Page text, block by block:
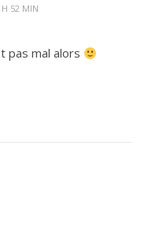
52 MIN
pas mal alors